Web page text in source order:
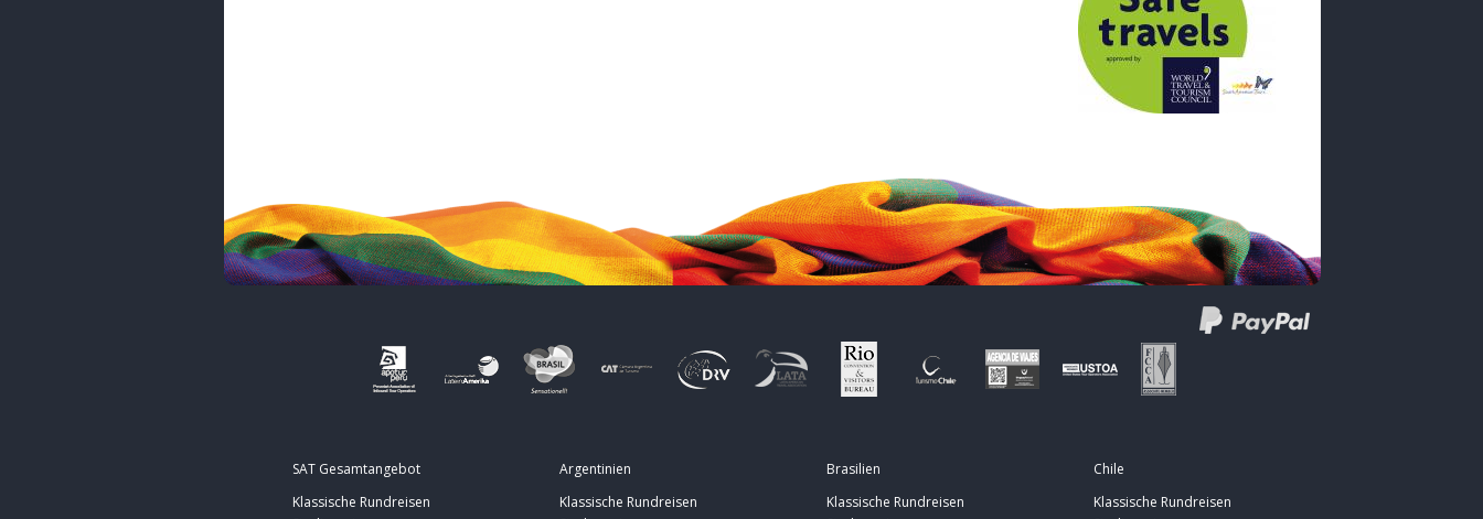
SAT Gesamtangebot
Klassische Rundreisen
Argentinien
Klassische Rundreisen
Brasilien
Klassische Rundreisen
Chile
Klassische Rundreisen